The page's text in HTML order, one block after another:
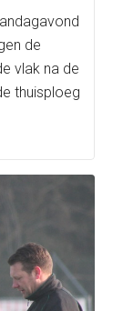
de
vlak na de
thuisploeg